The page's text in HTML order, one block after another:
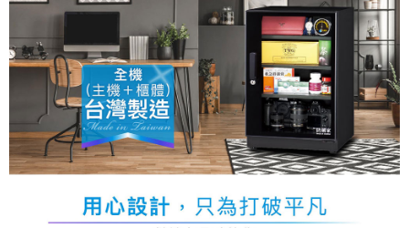
結帳頁面，進行簡訊認證並確認金額後，即可完成結帳。
２．訂單成立數日內，您將收到繳費通知簡訊。
３．收到繳費通知簡訊後14天內，點擊此簡訊中的連結，可透過四大超商／
ATM／網路銀行／等多元方式進行付款，方視為交易完成。
※ 請注意：結帳手續完成當下不需立刻繳費，但若您需要取消訂單，請聯絡
購買商品的店家。未經商家同意取消之訂單仍視為有效，需透過AFTEE先享
後付繳納相關費用。
※ 交易是否成功請以「AFTEE先享後付 」之結帳頁面顯示為準，若有關於
是否繳費成功／繳費後需取消欲退款等相關疑問，請聯繫「AFTEE先享後付
客戶支援中心」https://netprotections.freshdesk.com/support/home
１．透過由恩沛科技股份有限公司提供之「AFTEE先享後付」服務完成之交
易，需依本服務之必要範圍內提供個人資料，並將交易相關給付款項請求債